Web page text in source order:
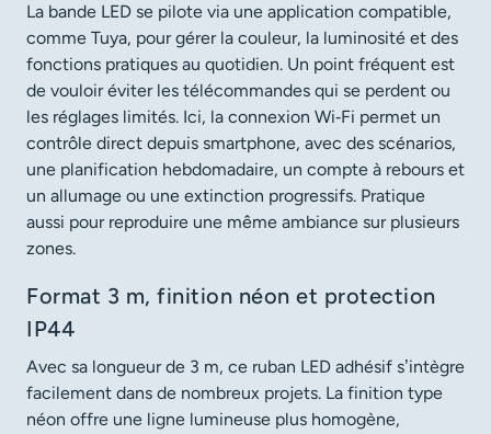
La bande LED se pilote via une application compatible,
comme Tuya, pour gérer la couleur, la luminosité et des
fonctions pratiques au quotidien. Un point fréquent est
de vouloir éviter les télécommandes qui se perdent ou
les réglages limités. Ici, la connexion Wi‑Fi permet un
contrôle direct depuis smartphone, avec des scénarios,
une planification hebdomadaire, un compte à rebours et
un allumage ou une extinction progressifs. Pratique
aussi pour reproduire une même ambiance sur plusieurs
zones.
Format 3 m, finition néon et protection
IP44
Avec sa longueur de 3 m, ce ruban LED adhésif s’intègre
facilement dans de nombreux projets. La finition type
néon offre une ligne lumineuse plus homogène,